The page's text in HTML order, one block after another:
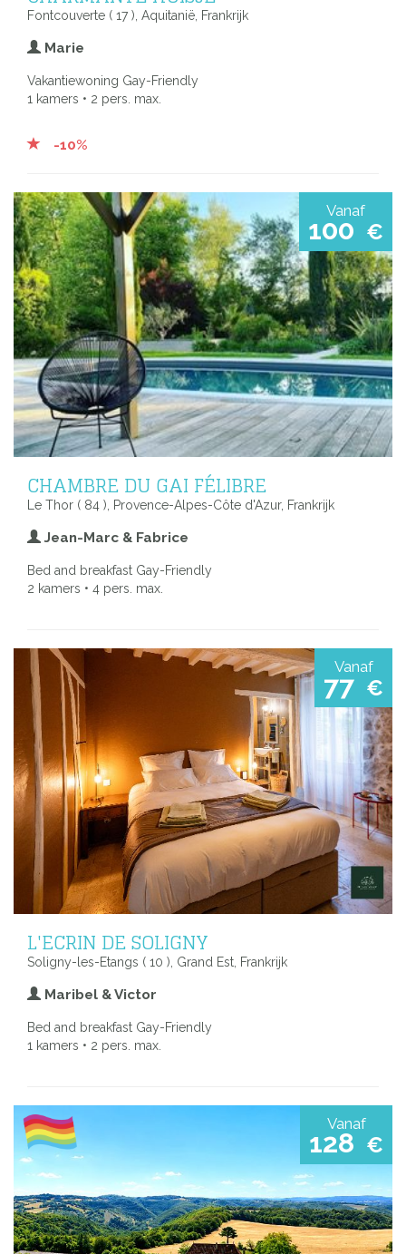
Fontcouverte ( 17 ), Aquitanië, Frankrijk
Marie
Vakantiewoning Gay-Friendly
1 kamers • 2 pers. max.
-10%
Vanaf
100 €
CHAMBRE DU GAI FÉLIBRE
Le Thor ( 84 ), Provence-Alpes-Côte d'Azur, Frankrijk
Jean-Marc & Fabrice
Bed and breakfast Gay-Friendly
2 kamers • 4 pers. max.
Vanaf
77 €
L'ECRIN DE SOLIGNY
Soligny-les-Etangs ( 10 ), Grand Est, Frankrijk
Maribel & Victor
Bed and breakfast Gay-Friendly
1 kamers • 2 pers. max.
Vanaf
128 €